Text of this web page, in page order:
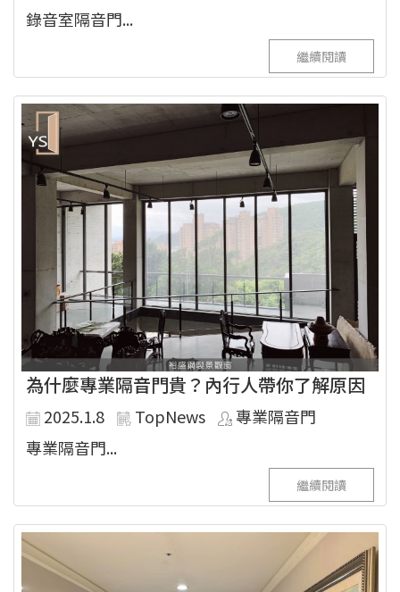
錄音室隔音門...
繼續閱讀
為什麼專業隔音門貴？內行人帶你了解原因
2025.1.8 TopNews
專業隔音門
專業隔音門...
繼續閱讀